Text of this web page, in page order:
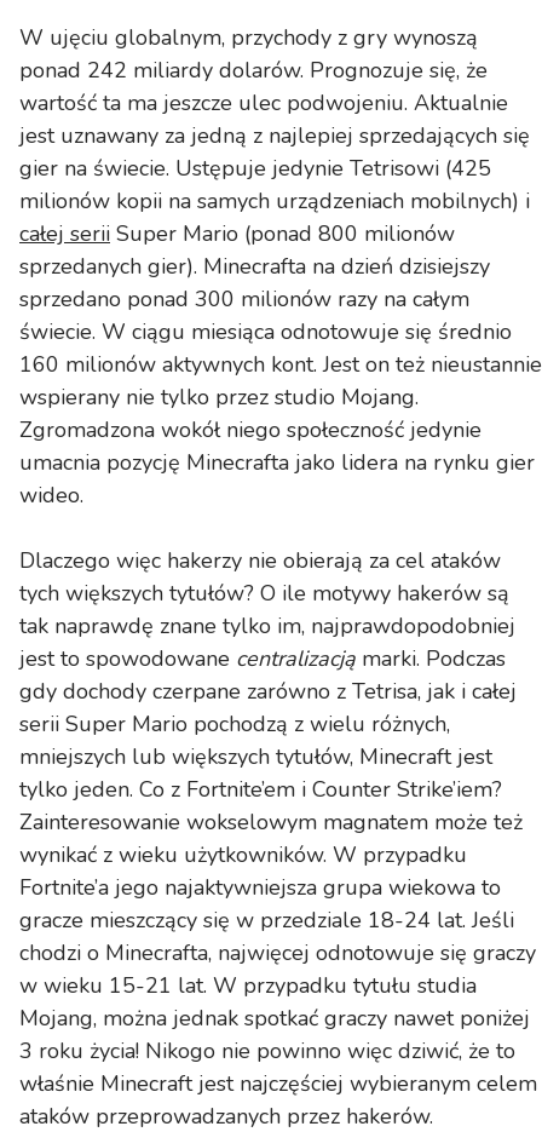
W ujęciu globalnym, przychody z gry wynoszą
ponad 242 miliardy dolarów. Prognozuje się, że
wartość ta ma jeszcze ulec podwojeniu. Aktualnie
jest uznawany za jedną z najlepiej sprzedających się
gier na świecie. Ustępuje jedynie Tetrisowi (425
milionów kopii na samych urządzeniach mobilnych) i
całej serii Super Mario (ponad 800 milionów
sprzedanych gier). Minecrafta na dzień dzisiejszy
sprzedano ponad 300 milionów razy na całym
świecie. W ciągu miesiąca odnotowuje się średnio
160 milionów aktywnych kont. Jest on też nieustannie
wspierany nie tylko przez studio Mojang.
Zgromadzona wokół niego społeczność jedynie
umacnia pozycję Minecrafta jako lidera na rynku gier
wideo.
Dlaczego więc hakerzy nie obierają za cel ataków
tych większych tytułów? O ile motywy hakerów są
tak naprawdę znane tylko im, najprawdopodobniej
jest to spowodowane centralizacją marki. Podczas
gdy dochody czerpane zarówno z Tetrisa, jak i całej
serii Super Mario pochodzą z wielu różnych,
mniejszych lub większych tytułów, Minecraft jest
tylko jeden. Co z Fortnite’em i Counter Strike’iem?
Zainteresowanie wokselowym magnatem może też
wynikać z wieku użytkowników. W przypadku
Fortnite’a jego najaktywniejsza grupa wiekowa to
gracze mieszczący się w przedziale 18-24 lat. Jeśli
chodzi o Minecrafta, najwięcej odnotowuje się graczy
w wieku 15-21 lat. W przypadku tytułu studia
Mojang, można jednak spotkać graczy nawet poniżej
3 roku życia! Nikogo nie powinno więc dziwić, że to
właśnie Minecraft jest najczęściej wybieranym celem
ataków przeprowadzanych przez hakerów.